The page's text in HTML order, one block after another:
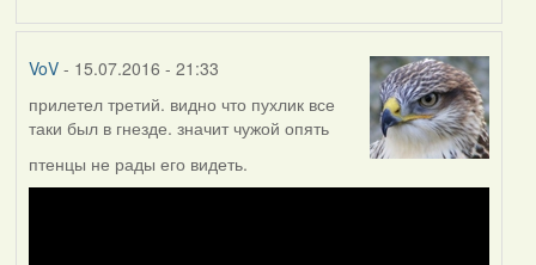
VoV- 15.07.2016 - 21:33
прилетел третий. видно что пухлик все
таки был в гнезде. значит чужой опять
птенцы не рады его видеть.